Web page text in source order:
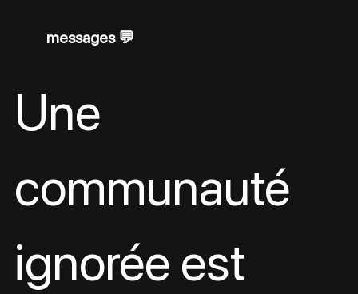
messages 💬
Une
communauté
ignorée est